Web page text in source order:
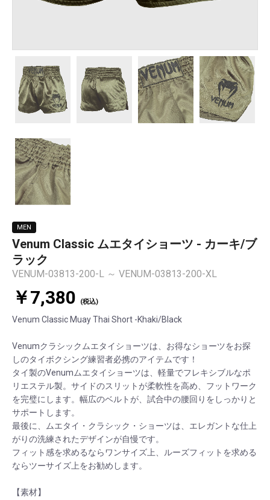
MEN
Venum Classic ムエタイショーツ - カーキ/ブ
ラック
VENUM-03813-200-L ～ VENUM-03813-200-XL
￥7,380 (税込)
Venum Classic Muay Thai Short -Khaki/Black
Venumクラシックムエタイショーツは、お得なショーツをお探
しのタイボクシング練習者必携のアイテムです！
タイ製のVenumムエタイショーツは、軽量でフレキシブルなポ
リエステル製。サイドのスリットが柔軟性を高め、フットワーク
を完璧にします。幅広のベルトが、試合中の腰回りをしっかりと
サポートします。
最後に、ムエタイ・クラシック・ショーツは、エレガントな仕上
がりの洗練されたデザインが自慢です。
フィット感を求めるならワンサイズ上、ルーズフィットを求める
ならツーサイズ上をお勧めします。
【素材】